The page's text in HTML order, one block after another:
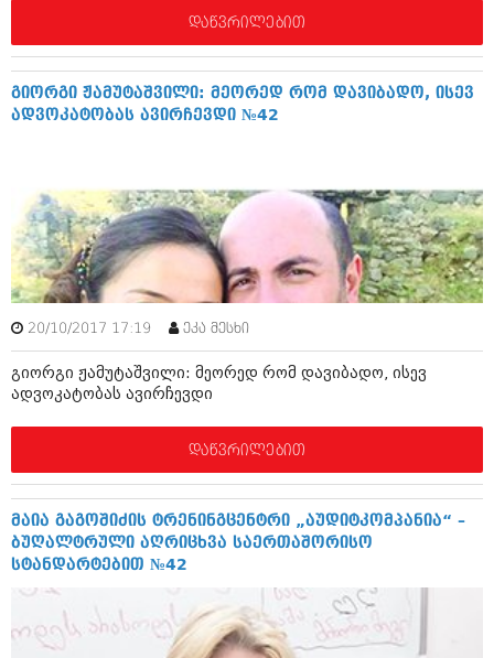
აპრილი 2012 (294)
თებერვალი 2012 (376)
იანვარი 2012 (322)
ნოემბერი 2011 (471)
ივლისი 2011 (400)
ივნისი 2011 (438)
მაისი 2011 (415)
აპრილი 2011 (294)
მარტი 2011 (654)
თებერვალი 2011 (329)
იანვარი 2011 (647)
(157)
დეკემბერი 2010 (881)
ნოემბერი 2010 (422)
აგვისტო 2010 (461)
ივლისი 2010 (556)
ივნისი 2010 (685)
მაისი 2010 (232)
აპრილი 2010 (229)
მარტი 2010 (454)
თებერვალი 2010 (421)
იანვარი 2010 (422)
დეკემბერი 2009 (510)
დაწვრილებით
გიორგი ჟამუტაშვილი: მეორედ რომ დავიბადო, ისევ
ადვოკატობას ავირჩევდი №42
20/10/2017 17:19 ეკა მესხი
გიორგი ჟამუტაშვილი: მეორედ რომ დავიბადო, ისევ
ადვოკატობას ავირჩევდი
დაწვრილებით
მაია გაგოშიძის ტრენინგცენტრი „აუდიტკომპანია“ –
ბუღალტრული აღრიცხვა საერთაშორისო
სტანდარტებით №42